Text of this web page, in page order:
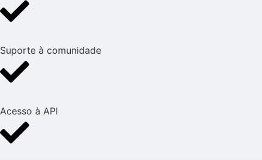
Suporte à comunidade
Acesso à API